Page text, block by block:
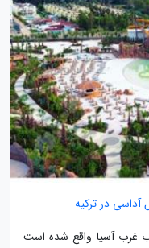
آداسی در ترکیه
غرب آسیا واقع شده است